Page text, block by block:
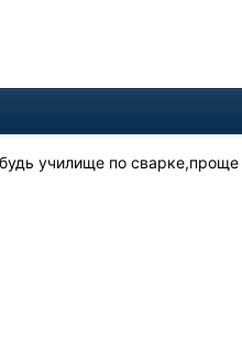
училище по сварке,проще